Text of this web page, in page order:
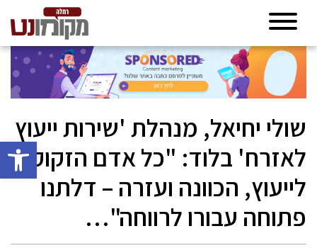
פתח
שולי יחיאל, מנהלת 'שירות ייעוץ
לאזרח' בלוד: "כל אדם הזקוק
לייעוץ, הכוונה ועזרה – דלתנו
פתוחה עבורו לרווחה"…